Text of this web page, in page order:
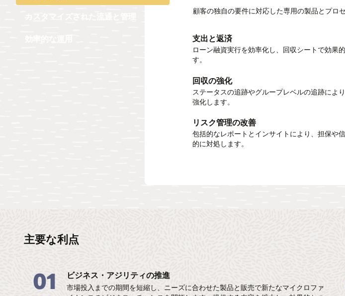
顧客の独自の要件に対応した専用の製品とプロ
支出と返済
ローン融資実行を効率化し、回収シートで効果
す。
回収の強化
ステータスの追跡やグループレベルの追跡によ
強化します。
リスク管理の改善
包括的なレポートとインサイトにより、担保や
的に対処します。
有効な流通
優れた会議管理により、より適切なカスタマー
す。効果的なグループ管理を活用し、自助グルー
柔軟な管理
現場スタッフのためのオンラインおよびオフラ
能により、エンゲージメントを向上させます。
カスタマイズされたプロセス
カスタマイズされたワークフローを活用して、
効率的なトランザクション処理
迅速な会計処理により、OLTPトランザクション
します。トランザクションを一括でアップロー
運用化の加速
加速パックを活用して時間とコストを削減しま
パートナー・ソリューションとのシームレスな統
柔軟性とスケーラビリティ
柔軟な導入モデルとビジネス・モデルを活用し
に合せて簡単にスケールします。
主要な利点
01 ビジネス・アジリティの推進
市場投入までの期間を短縮し、ニーズに合わせた製品と販売で新たなマイクロファ